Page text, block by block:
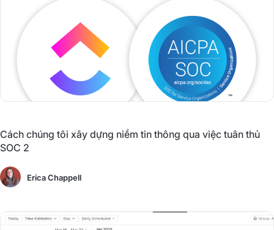
Cách chúng tôi xây dựng niềm tin thông qua việc tuân thủ
SOC 2
Erica Chappell